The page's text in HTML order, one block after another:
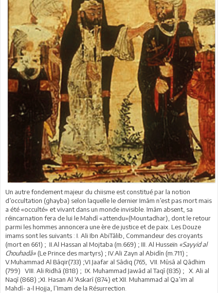
Un autre fondement majeur du chiisme est constitué par la notion
d’occultation (ghayba) selon laquelle le dernier Imâm n’est pas mort mais
a été «occulté» et vivant dans un monde invisible. Imâm absent, sa
réincarnation fera de lui le Mahdî «attendu»(Mountadhar), dont le retour
parmi les hommes annoncera une ère de justice et de paix. Les Douze
imams sont les suivants : I. Ali Ibn AbiTâlib, Commandeur des croyants
(mort en 661) ; II.Al Hassan al Mojtaba (m.669) ; III. Al Husseïn «Sayyid al
Chouhadâ» (Le Prince des martyrs) ; IV.Ali Zayn al Abidîn (m.711) ;
V.Muhammad Al Bâqir(733) ;VI.Jaafar al Sâdiq (765, VII. Mûsâ al Qâdhim
(799) VIII. Ali Ridhâ (818) ; IX. Muhammad Jawâd al Taqî (835) ; X. Ali al
Naqî (868) ;XI. Hasan Al ‘Askarî (874) et XII. Muhammad al Qa’im al
Mahdî- a-l Hojja, l’Imam de la Résurrection.